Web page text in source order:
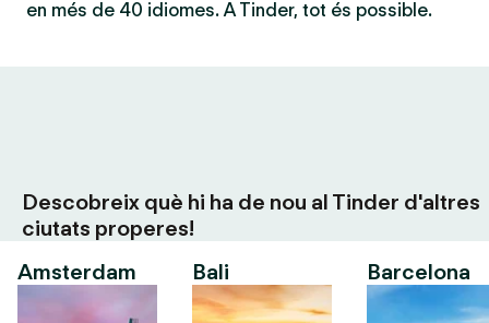
en més de 40 idiomes. A Tinder, tot és possible.
Descobreix què hi ha de nou al Tinder d'altres
ciutats properes!
Amsterdam
Bali Barcelona